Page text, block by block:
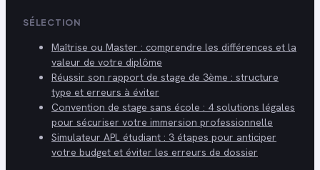
SÉLECTION
Maîtrise ou Master : comprendre les différences et la
valeur de votre diplôme
Réussir son rapport de stage de 3ème : structure
type et erreurs à éviter
Convention de stage sans école : 4 solutions légales
pour sécuriser votre immersion professionnelle
Simulateur APL étudiant : 3 étapes pour anticiper
votre budget et éviter les erreurs de dossier